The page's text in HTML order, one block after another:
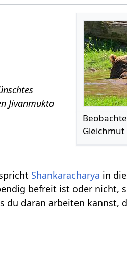
Gleichmut
Jivanmukta
Shankaracharya in
befreit ist oder nicht,
daran arbeiten kannst,